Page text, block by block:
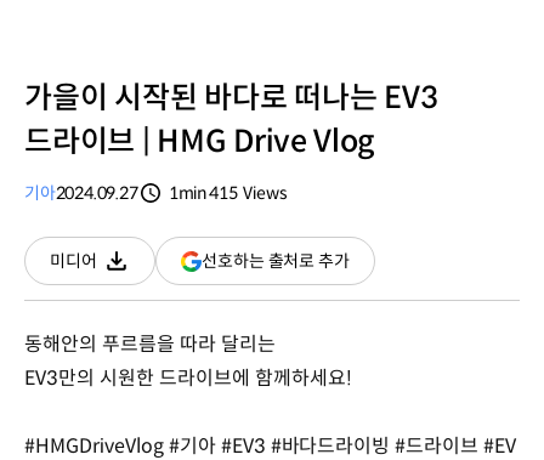
가을이 시작된 바다로 떠나는 EV3
드라이브 | HMG Drive Vlog
기아2024.09.27
1min415 Views
미디어
다운로드
선호하는 출처로 추가(새
창
동해안의 푸르름을 따라 달리는
EV3만의 시원한 드라이브에 함께하세요!
#HMGDriveVlog #기아 #EV3 #바다드라이빙 #드라이브 #EV